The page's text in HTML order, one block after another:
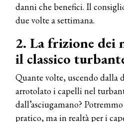
danni che benefici. Il
due volte a settimana.
2. La frizione dei
il classico
Quante volte, uscendo dalla
arrotolato i capelli nel
dall’asciugamano?
pratico, ma in realtà per i